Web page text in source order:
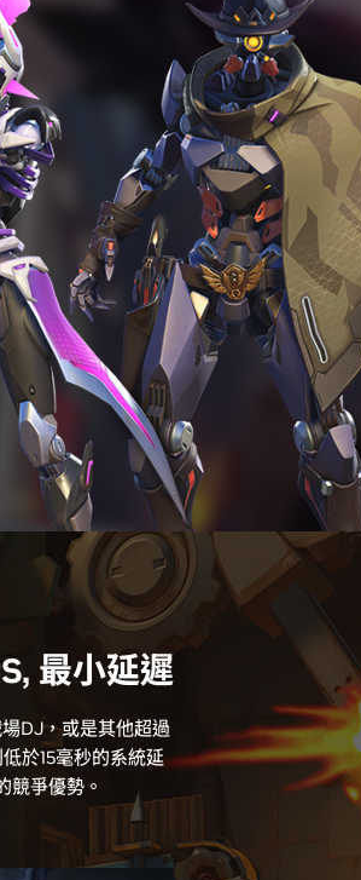
最小延遲
DJ，或是其他超過
於15毫秒的系統延
競爭優勢。